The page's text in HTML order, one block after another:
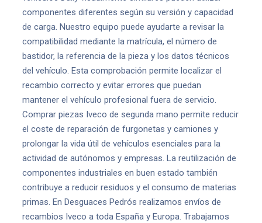
componentes diferentes según su versión y capacidad
de carga. Nuestro equipo puede ayudarte a revisar la
compatibilidad mediante la matrícula, el número de
bastidor, la referencia de la pieza y los datos técnicos
del vehículo. Esta comprobación permite localizar el
recambio correcto y evitar errores que puedan
mantener el vehículo profesional fuera de servicio.
Comprar piezas Iveco de segunda mano permite reducir
el coste de reparación de furgonetas y camiones y
prolongar la vida útil de vehículos esenciales para la
actividad de autónomos y empresas. La reutilización de
componentes industriales en buen estado también
contribuye a reducir residuos y el consumo de materias
primas. En Desguaces Pedrós realizamos envíos de
recambios Iveco a toda España y Europa. Trabajamos